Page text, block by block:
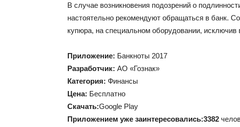
В случае возникновения подозрений о
настоятельно рекомендуют обращаться в банк.
купюра, на специальном оборудовании, исключив
Приложение: Банкноты 2017
Разработчик: АО «Гознак»
Категория: Финансы
Цена: Бесплатно
Скачать:Google Play
Приложением уже заинтересовались:3382